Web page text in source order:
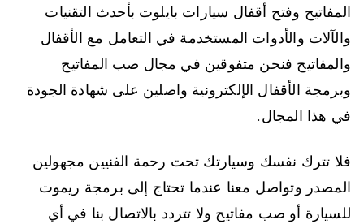
المفاتيح وفتح أقفال سيارات بايلوت بأحدث التقنيات
والآلات والأدوات المستخدمة في التعامل مع الأقفال
والمفاتيح فنحن متفوقين في مجال صب المفاتيح
وبرمجة الأقفال الإلكترونية واصلين على شهادة الجودة
في هذا المجال.
فلا تترك نفسك وسيارتك تحت رحمة الفنيين مجهولين
المصدر وتواصل معنا عندما تحتاج إلى برمجة ريموت
للسيارة أو صب مفاتيح ولا تتردد بالاتصال بنا في أي